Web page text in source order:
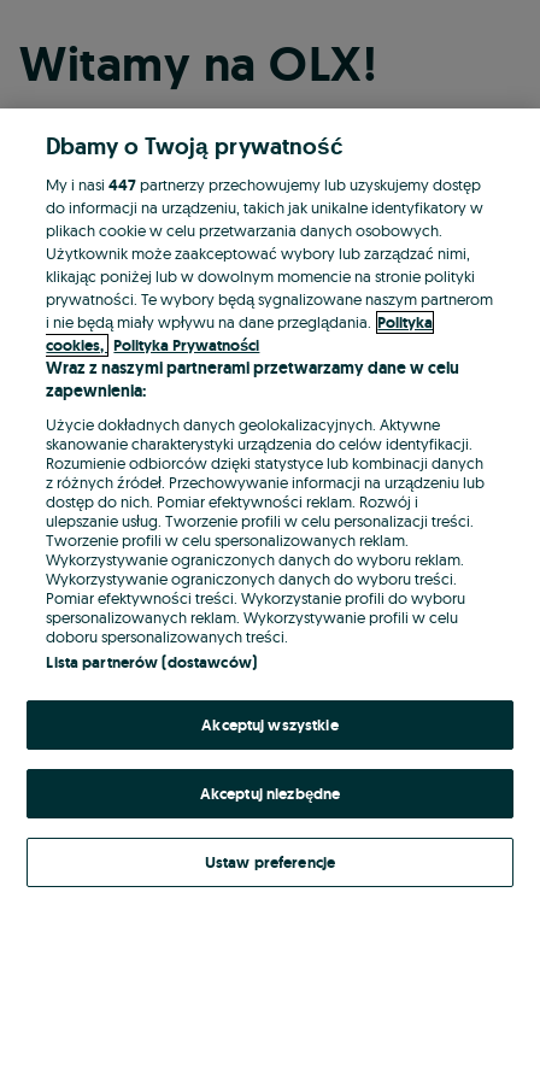
Witamy na OLX!
Kontynuuj przez Facebooka
Kontynuuj przez konto Apple
Kontynuuj przez konto Google
LUB
E-mail
Hasło
Nie pamiętasz hasła?
Zaloguj się
Kontynuując za pośrednictwem jednego z dostawców wskazanych powyżej,
Regulamin serwisuOLX.pl w jego aktualnym brzmieniu.
Dbamy o Twoją prywatność
My i nasi447partnerzy przechowujemy lub uzyskujemy dostęp
do informacji na urządzeniu, takich jak unikalne identyfikatory w
plikach cookie w celu przetwarzania danych osobowych.
Użytkownik może zaakceptować wybory lub zarządzać nimi,
klikając poniżej lub w dowolnym momencie na stronie polityki
prywatności. Te wybory będą sygnalizowane naszym partnerom
i nie będą miały wpływu na dane przeglądania. Polityka
cookies, Polityka Prywatności
Wraz z naszymi partnerami przetwarzamy dane w celu
zapewnienia:
Użycie dokładnych danych geolokalizacyjnych. Aktywne
skanowanie charakterystyki urządzenia do celów identyfikacji.
Rozumienie odbiorców dzięki statystyce lub kombinacji danych
z różnych źródeł. Przechowywanie informacji na urządzeniu lub
dostęp do nich. Pomiar efektywności reklam. Rozwój i
ulepszanie usług. Tworzenie profili w celu personalizacji treści.
Tworzenie profili w celu spersonalizowanych reklam.
Wykorzystywanie ograniczonych danych do wyboru reklam.
Wykorzystywanie ograniczonych danych do wyboru treści.
Pomiar efektywności treści. Wykorzystanie profili do wyboru
spersonalizowanych reklam. Wykorzystywanie profili w celu
doboru spersonalizowanych treści.
Lista partnerów (dostawców)
Akceptuj wszystkie
Akceptuj niezbędne
Ustaw preferencje